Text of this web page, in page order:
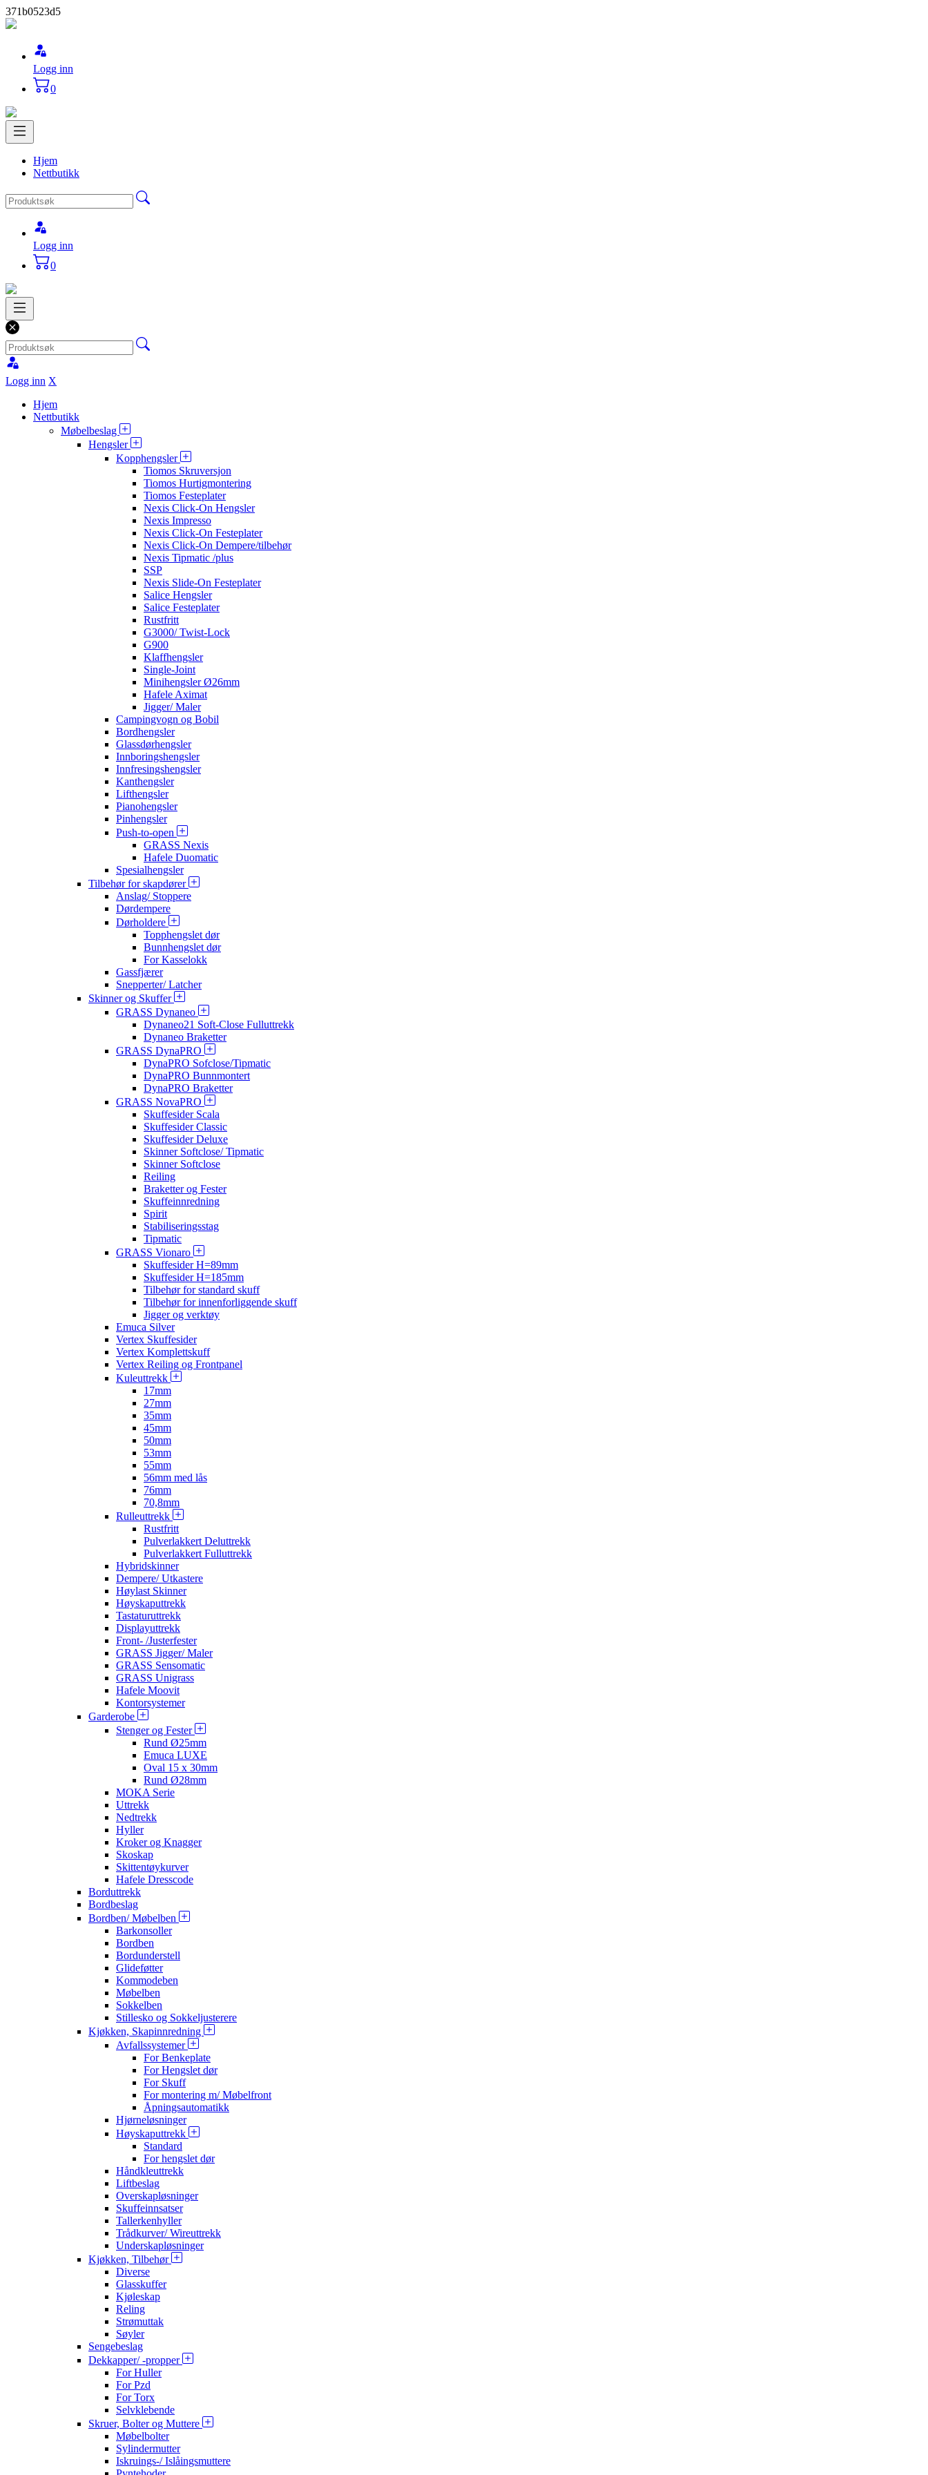
371b0523d5
Logg inn
0
Hjem
Nettbutikk
Logg inn
0
Logg inn X
Hjem
Nettbutikk
Møbelbeslag
Hengsler
Kopphengsler
Tiomos Skruversjon
Tiomos Hurtigmontering
Tiomos Festeplater
Nexis Click-On Hengsler
Nexis Impresso
Nexis Click-On Festeplater
Nexis Click-On Dempere/tilbehør
Nexis Tipmatic /plus
SSP
Nexis Slide-On Festeplater
Salice Hengsler
Salice Festeplater
Rustfritt
G3000/ Twist-Lock
G900
Klaffhengsler
Single-Joint
Minihengsler Ø26mm
Hafele Aximat
Jigger/ Maler
Campingvogn og Bobil
Bordhengsler
Glassdørhengsler
Innboringshengsler
Innfresingshengsler
Kanthengsler
Lifthengsler
Pianohengsler
Pinhengsler
Push-to-open
GRASS Nexis
Hafele Duomatic
Spesialhengsler
Tilbehør for skapdører
Anslag/ Stoppere
Dørdempere
Dørholdere
Topphengslet dør
Bunnhengslet dør
For Kasselokk
Gassfjærer
Snepperter/ Latcher
Skinner og Skuffer
GRASS Dynaneo
Dynaneo21 Soft-Close Fulluttrekk
Dynaneo Braketter
GRASS DynaPRO
DynaPRO Sofclose/Tipmatic
DynaPRO Bunnmontert
DynaPRO Braketter
GRASS NovaPRO
Skuffesider Scala
Skuffesider Classic
Skuffesider Deluxe
Skinner Softclose/ Tipmatic
Skinner Softclose
Reiling
Braketter og Fester
Skuffeinnredning
Spirit
Stabiliseringsstag
Tipmatic
GRASS Vionaro
Skuffesider H=89mm
Skuffesider H=185mm
Tilbehør for standard skuff
Tilbehør for innenforliggende skuff
Jigger og verktøy
Emuca Silver
Vertex Skuffesider
Vertex Komplettskuff
Vertex Reiling og Frontpanel
Kuleuttrekk
17mm
27mm
35mm
45mm
50mm
53mm
55mm
56mm med lås
76mm
70,8mm
Rulleuttrekk
Rustfritt
Pulverlakkert Deluttrekk
Pulverlakkert Fulluttrekk
Hybridskinner
Dempere/ Utkastere
Høylast Skinner
Høyskaputtrekk
Tastaturuttrekk
Displayuttrekk
Front- /Justerfester
GRASS Jigger/ Maler
GRASS Sensomatic
GRASS Unigrass
Hafele Moovit
Kontorsystemer
Garderobe
Stenger og Fester
Rund Ø25mm
Emuca LUXE
Oval 15 x 30mm
Rund Ø28mm
MOKA Serie
Uttrekk
Nedtrekk
Hyller
Kroker og Knagger
Skoskap
Skittentøykurver
Hafele Dresscode
Borduttrekk
Bordbeslag
Bordben/ Møbelben
Barkonsoller
Bordben
Bordunderstell
Glideføtter
Kommodeben
Møbelben
Sokkelben
Stillesko og Sokkeljusterere
Kjøkken, Skapinnredning
Avfallssystemer
For Benkeplate
For Hengslet dør
For Skuff
For montering m/ Møbelfront
Åpningsautomatikk
Hjørneløsninger
Høyskaputtrekk
Standard
For hengslet dør
Håndkleuttrekk
Liftbeslag
Overskapløsninger
Skuffeinnsatser
Tallerkenhyller
Trådkurver/ Wireuttrekk
Underskapløsninger
Kjøkken, Tilbehør
Diverse
Glasskuffer
Kjøleskap
Reling
Strømuttak
Søyler
Sengebeslag
Dekkapper/ -propper
For Huller
For Pzd
For Torx
Selvklebende
Skruer, Bolter og Muttere
Møbelbolter
Sylindermutter
Iskruings-/ Islåingsmuttere